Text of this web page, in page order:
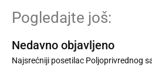
Pogledajte još:
Nedavno objavljeno
Najsrećniji posetilac Poljoprivrednog